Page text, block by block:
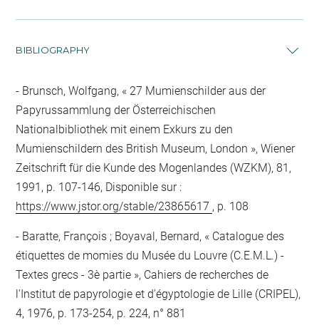
BIBLIOGRAPHY
Brunsch, Wolfgang, « 27 Mumienschilder aus der
Papyrussammlung der Österreichischen
Nationalbibliothek mit einem Exkurs zu den
Mumienschildern des British Museum, London », Wiener
Zeitschrift für die Kunde des Mogenlandes (WZKM), 81,
1991, p. 107-146, Disponible sur :
https://www.jstor.org/stable/23865617 , p. 108
Baratte, François ; Boyaval, Bernard, « Catalogue des
étiquettes de momies du Musée du Louvre (C.E.M.L.) -
Textes grecs - 3è partie », Cahiers de recherches de
l'Institut de papyrologie et d'égyptologie de Lille (CRIPEL),
4, 1976, p. 173-254, p. 224, n° 881